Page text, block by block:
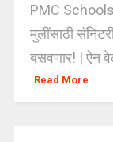
PMC Schools
मुलींसाठी
बसवणार! | ऐन
Read More